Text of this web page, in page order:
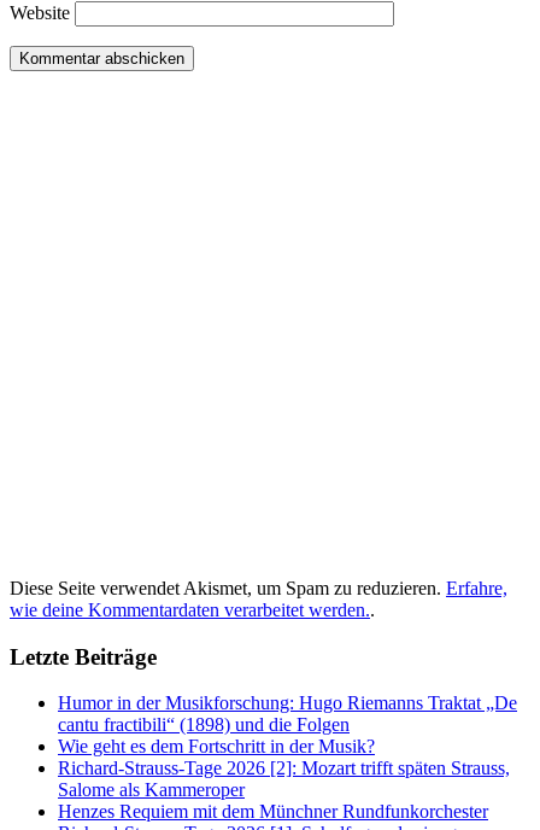
Website
Diese Seite verwendet Akismet, um Spam zu reduzieren. Erfahre,
wie deine Kommentardaten verarbeitet werden..
Letzte Beiträge
Humor in der Musikforschung: Hugo Riemanns Traktat „De
cantu fractibili“ (1898) und die Folgen
Wie geht es dem Fortschritt in der Musik?
Richard-Strauss-Tage 2026 [2]: Mozart trifft späten Strauss,
Salome als Kammeroper
Henzes Requiem mit dem Münchner Rundfunkorchester